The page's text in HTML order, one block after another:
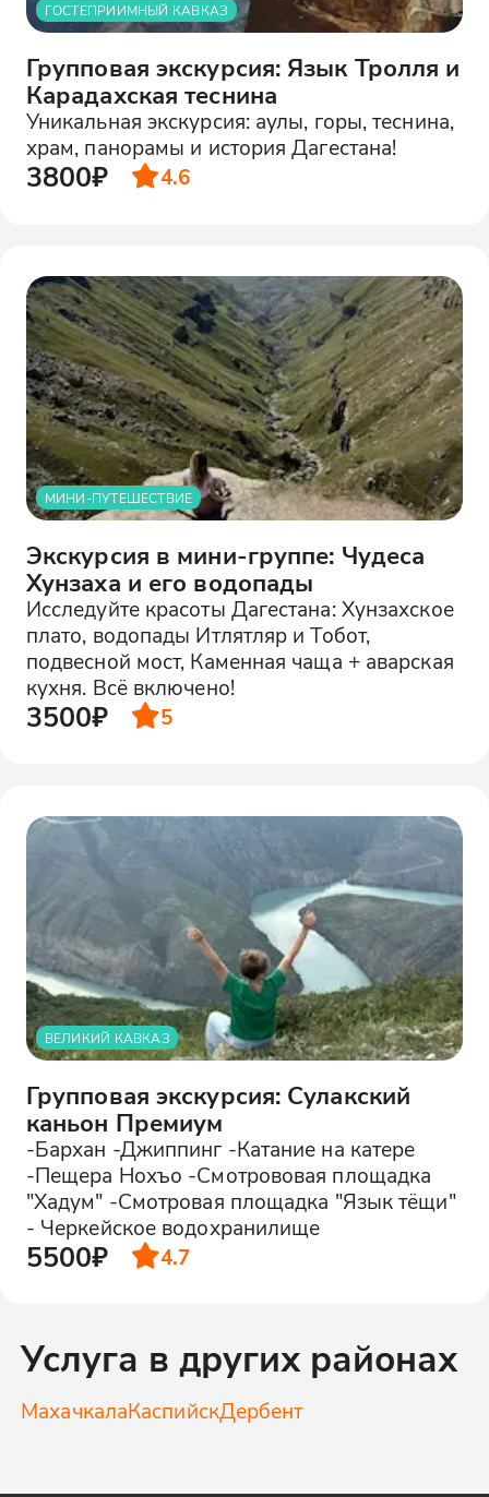
ГОСТЕПРИИМНЫЙ КАВКАЗ
Групповая экскурсия: Язык Тролля и
Карадахская теснина
Уникальная экскурсия: аулы, горы, теснина,
храм, панорамы и история Дагестана!
3800₽ 4.6
МИНИ-ПУТЕШЕСТВИЕ
Экскурсия в мини-группе: Чудеса
Хунзаха и его водопады
Исследуйте красоты Дагестана: Хунзахское
плато, водопады Итлятляр и Тобот,
подвесной мост, Каменная чаща + аварская
кухня. Всё включено!
3500₽ 5
ВЕЛИКИЙ КАВКАЗ
Групповая экскурсия: Сулакский
каньон Премиум
-Бархан -Джиппинг -Катание на катере
-Пещера Нохъо -Смотрововая площадка
"Хадум" -Смотровая площадка "Язык тёщи"
- Черкейское водохранилище
5500₽ 4.7
Услуга в других районах
МахачкалаКаспийскДербент